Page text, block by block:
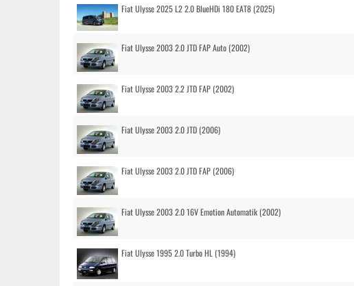
Fiat Ulysse 2025 L2 2.0 BlueHDi 180 EAT8 (2025)
Fiat Ulysse 2003 2.0 JTD FAP Auto (2002)
Fiat Ulysse 2003 2.2 JTD FAP (2002)
Fiat Ulysse 2003 2.0 JTD (2006)
Fiat Ulysse 2003 2.0 JTD FAP (2006)
Fiat Ulysse 2003 2.0 16V Emotion Automatik (2002)
Fiat Ulysse 1995 2.0 Turbo HL (1994)